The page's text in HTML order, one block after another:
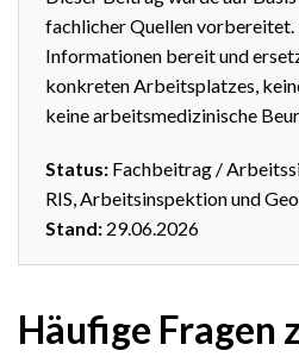
fachlicher Quellen vorbereitet.
Informationen bereit und
konkreten Arbeitsplatzes,
keine arbeitsmedizinische
Status: Fachbeitrag /
RIS, Arbeitsinspektion und
Stand: 29.06.2026
Häufige Fragen